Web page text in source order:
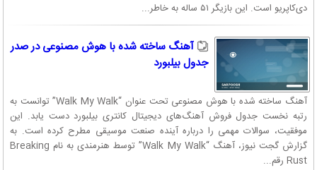
دی‌کاپریو است. این بازیگر ۵۱ ساله به خاطر...
آهنگ ساخته شده با هوش مصنوعی در صدر
جدول بیلبورد
آهنگ ساخته شده با هوش مصنوعی تحت عنوان “Walk My Walk” توانست به
رتبه نخست جدول فروش آهنگ‌های دیجیتال کانتری بیلبورد دست یابد. این
موفقیت، سوالات مهمی را درباره آینده صنعت موسیقی مطرح کرده است. به
گزارش گجت نیوز، آهنگ “Walk My Walk” توسط هنرمندی به نام Breaking
Rust رقم...